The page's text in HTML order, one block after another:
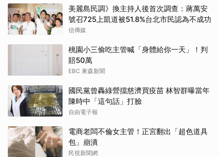
美麗島民調》換主持人後首次調查：蔣萬安
號召725上凱道被51.8%台北市民認為不成功
信傳媒
桃園小三偷吃主管喊「身體給你一天」！判
賠50萬
EBC 東森新聞
國民黨曾轟綠營擋慈濟買疫苗 林智群曝當年
陳時中「這句話」打臉
自由電子報
電商老闆不倫女主管！正宮翻出「超色道具
包」崩潰
民視新聞網